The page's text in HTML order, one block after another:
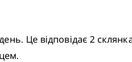
Це відповідає 2